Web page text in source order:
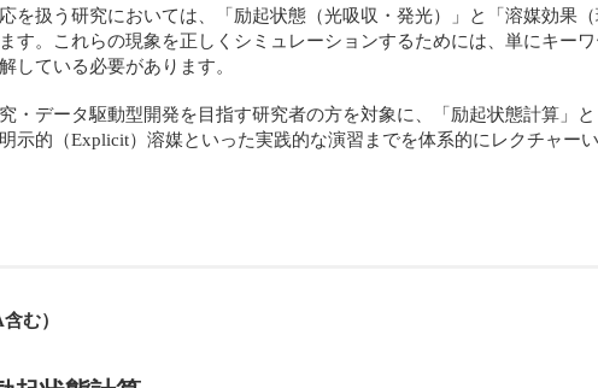
を扱う研究においては、「励起状態（光吸収・発光）」と「溶媒効果
す。これらの現象を正しくシミュレーションするためには、単にキー
している必要があります。
・データ駆動型開発を目指す研究者の方を対象に、「励起状態計算」
示的（Explicit）溶媒といった実践的な演習までを体系的にレクチャーい
む）